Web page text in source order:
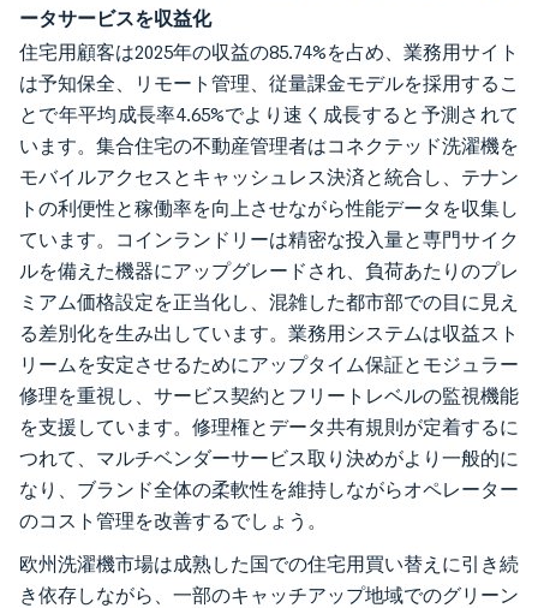
ータサービスを収益化
住宅用顧客は2025年の収益の85.74%を占め、業務用サイト
は予知保全、リモート管理、従量課金モデルを採用するこ
とで年平均成長率4.65%でより速く成長すると予測されて
います。集合住宅の不動産管理者はコネクテッド洗濯機を
モバイルアクセスとキャッシュレス決済と統合し、テナン
トの利便性と稼働率を向上させながら性能データを収集し
ています。コインランドリーは精密な投入量と専門サイク
ルを備えた機器にアップグレードされ、負荷あたりのプレ
ミアム価格設定を正当化し、混雑した都市部での目に見え
る差別化を生み出しています。業務用システムは収益スト
リームを安定させるためにアップタイム保証とモジュラー
修理を重視し、サービス契約とフリートレベルの監視機能
を支援しています。修理権とデータ共有規則が定着するに
つれて、マルチベンダーサービス取り決めがより一般的に
なり、ブランド全体の柔軟性を維持しながらオペレーター
のコスト管理を改善するでしょう。
欧州洗濯機市場は成熟した国での住宅用買い替えに引き続
き依存しながら、一部のキャッチアップ地域でのグリーン